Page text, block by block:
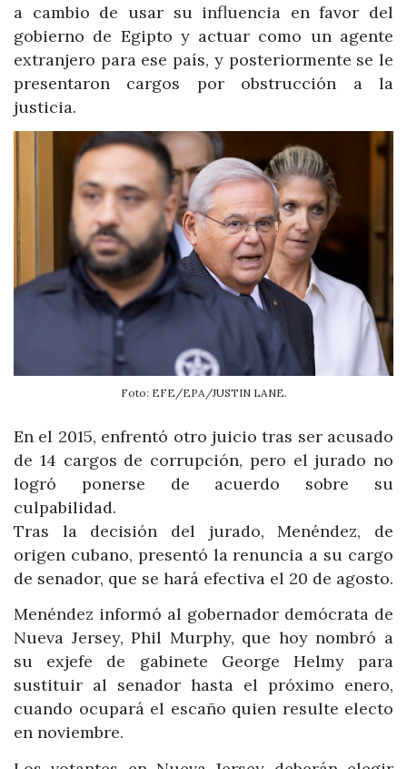
a cambio de usar su influencia en favor del
gobierno de Egipto y actuar como un agente
extranjero para ese país, y posteriormente se le
presentaron cargos por obstrucción a la
justicia.
Foto: EFE/EPA/JUSTIN LANE.
En el 2015, enfrentó otro juicio tras ser acusado
de 14 cargos de corrupción, pero el jurado no
logró ponerse de acuerdo sobre su
culpabilidad.
Tras la decisión del jurado, Menéndez, de
origen cubano, presentó la renuncia a su cargo
de senador, que se hará efectiva el 20 de agosto.
Menéndez informó al gobernador demócrata de
Nueva Jersey, Phil Murphy, que hoy nombró a
su exjefe de gabinete George Helmy para
sustituir al senador hasta el próximo enero,
cuando ocupará el escaño quien resulte electo
en noviembre.